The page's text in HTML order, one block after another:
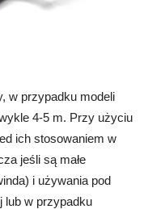
w przypadku modeli
4-5 m. Przy użyciu
ich stosowaniem w
jeśli są małe
i używania pod
lub w przypadku